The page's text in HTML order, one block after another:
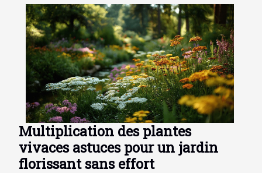
Multiplication des plantes
vivaces astuces pour un jardin
florissant sans effort